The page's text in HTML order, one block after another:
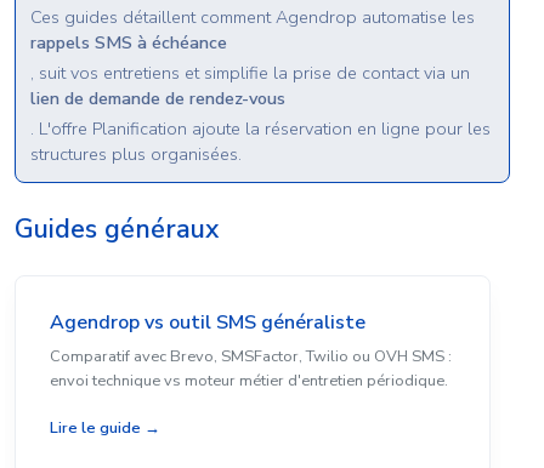
Ces guides détaillent comment Agendrop automatise les
rappels SMS à échéance
, suit vos entretiens et simplifie la prise de contact via un
lien de demande de rendez-vous
. L'offre Planification ajoute la réservation en ligne pour les
structures plus organisées.
Guides généraux
Agendrop vs outil SMS généraliste
Comparatif avec Brevo, SMSFactor, Twilio ou OVH SMS :
envoi technique vs moteur métier d'entretien périodique.
Lire le guide →